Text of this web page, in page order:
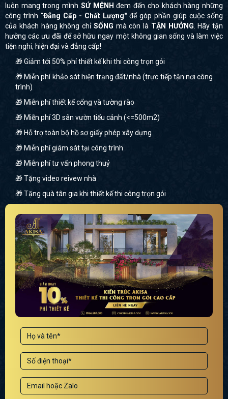
luôn mang trong mình SỨ MỆNH đem đến cho khách hàng những
công trình "Đẳng Cấp - Chất Lượng" để góp phần giúp cuộc sống
của khách hàng không chỉ SỐNG mà còn là TẬN HƯỞNG . Hãy tận
hưởng các ưu đãi để sở hữu ngay một không gian sống và làm việc
tiện nghi, hiện đại và đẳng cấp!
🎁 Giảm tới 50% phí thiết kế khi thi công trọn gói
🎁 Miễn phí khảo sát hiện trạng đất/nhà (trực tiếp tận nơi công
trình)
🎁 Miễn phí thiết kế cổng và tường rào
🎁 Miễn phí 3D sân vườn tiểu cảnh (<=500m2)
🎁 Hỗ trợ toàn bộ hồ sơ giấy phép xây dựng
🎁 Miễn phí giám sát tại công trình
🎁 Miễn phí tư vấn phong thuỷ
🎁 Tặng video reivew nhà
🎁 Tặng quà tân gia khi thiết kế thi công trọn gói